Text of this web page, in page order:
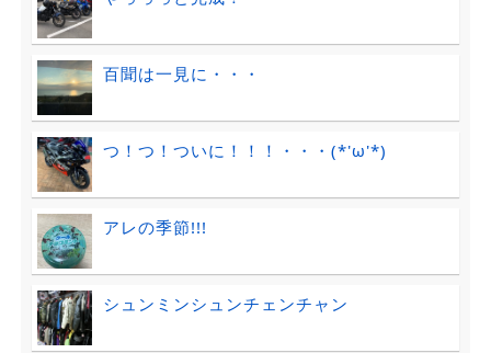
百聞は一見に・・・
つ！つ！ついに！！！・・・(*'ω'*)
アレの季節!!!
シュンミンシュンチェンチャン